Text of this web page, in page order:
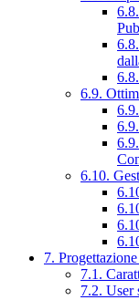
6.9.
6.10.
7.
7.1.
7.2. User